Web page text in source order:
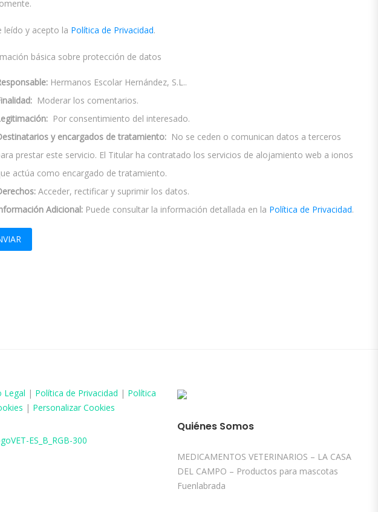
leído y acepto la Política de Privacidad.
básica sobre protección de datos
Hermanos Escolar Hernández, S.L..
Moderar los comentarios.
Por consentimiento del interesado.
y encargados de tratamiento: No se ceden o comunican datos a terceros
prestar este servicio. El Titular ha contratado los servicios de alojamiento web a ionos
actúa como encargado de tratamiento.
Acceder, rectificar y suprimir los datos.
Adicional: Puede consultar la información detallada en la Política de Privacidad.
Legal | Política de Privacidad | Política
| Personalizar Cookies
Quiénes Somos
MEDICAMENTOS VETERINARIOS – LA CASA
DEL CAMPO – Productos para mascotas
Fuenlabrada